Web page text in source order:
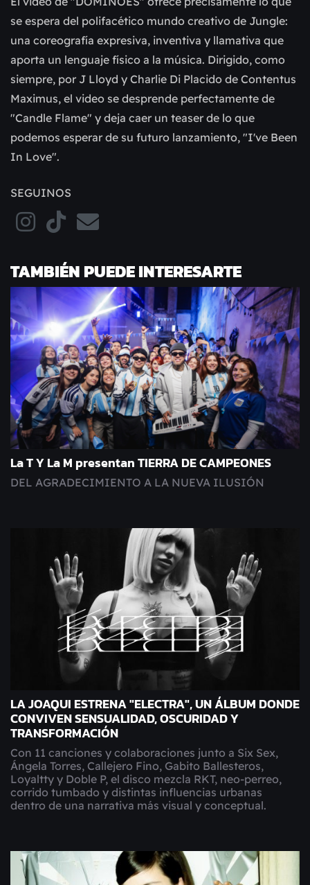
se espera del polifacético mundo creativo de Jungle:
una coreografía expresiva, inventiva y llamativa que
aporta un lenguaje físico a la música. Dirigido, como
siempre, por J Lloyd y Charlie Di Placido de Contentus
Maximus, el video se desprende perfectamente de
"Candle Flame" y deja caer un teaser de lo que
podemos esperar de su futuro lanzamiento, "I've Been
In Love".
SEGUINOS
TAMBIÉN PUEDE INTERESARTE
La T Y La M presentan TIERRA DE CAMPEONES
DEL AGRADECIMIENTO A LA NUEVA ILUSIÓN
LA JOAQUI ESTRENA "ELECTRA", UN ÁLBUM DONDE
CONVIVEN SENSUALIDAD, OSCURIDAD Y
TRANSFORMACIÓN
Con 11 canciones y colaboraciones junto a Six Sex,
Ángela Torres, Callejero Fino, Gabito Ballesteros,
Loyaltty y Doble P, el disco mezcla RKT, neo-perreo,
corrido tumbado y distintas influencias urbanas
dentro de una narrativa más visual y conceptual.